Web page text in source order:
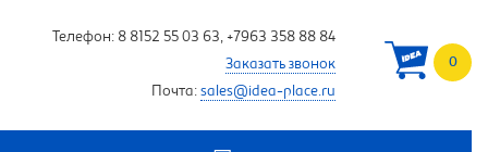
Телефон: 8 8152 55 03 63, +7963 358 88 84
Заказать звонок
Почта: sales@idea-place.ru
0